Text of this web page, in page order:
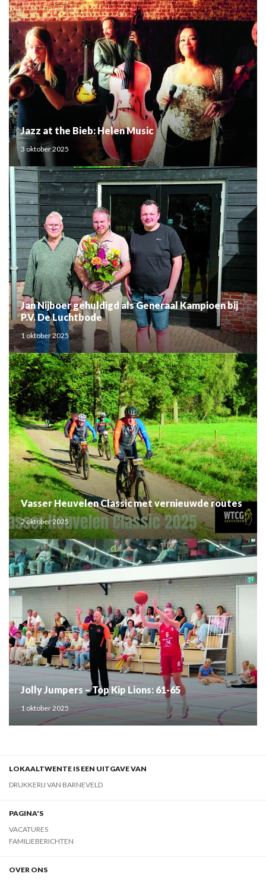
Jazz at the Bieb: Helen Music
3 oktober 2025
Jan Nijboer gehuldigd als Generaal Kampioen bij
P.V. De Luchtbode
1 oktober 2025
Vasser Heuvelen Classic met vernieuwde routes
2 oktober 2025
Jolly Jumpers – Top Kip Lions: 61-65
1 oktober 2025
LOKAALTWENTE IS EEN UITGAVE VAN
DRUKKERIJ VAN BARNEVELD
PAGINA'S
VACATURES
FAMILIEBERICHTEN
OVER ONS